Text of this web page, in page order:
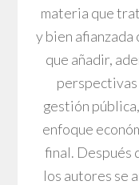
materia que
y bien
que añadir,
perspectivas
gestión
enfoque
final. Después
los autores se